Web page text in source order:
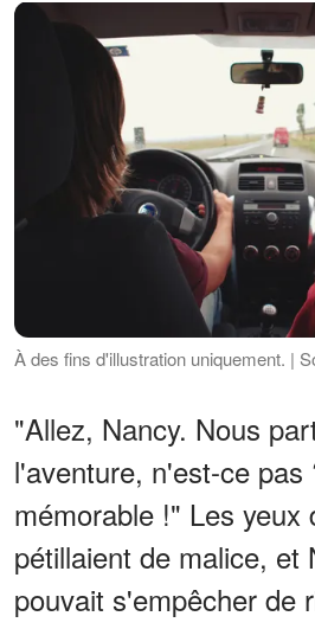
À des fins d'illustration uniquement. |
"Allez, Nancy. Nous
l'aventure, n'est-ce pas
mémorable !" Les yeux
pétillaient de malice, et
pouvait s'empêcher de